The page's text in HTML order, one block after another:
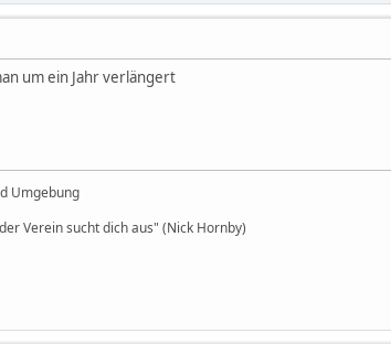
um ein Jahr verlängert
Umgebung
Verein sucht dich aus" (Nick Hornby)